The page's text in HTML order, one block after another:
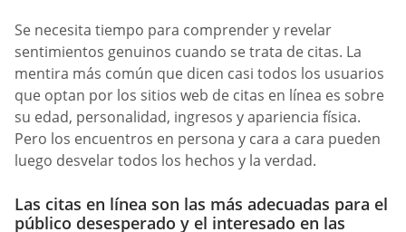
Se necesita tiempo para comprender y revelar
sentimientos genuinos cuando se trata de citas. La
mentira más común que dicen casi todos los usuarios
que optan por los sitios web de citas en línea es sobre
su edad, personalidad, ingresos y apariencia física.
Pero los encuentros en persona y cara a cara pueden
luego desvelar todos los hechos y la verdad.
Las citas en línea son las más adecuadas para el
público desesperado y el interesado en las